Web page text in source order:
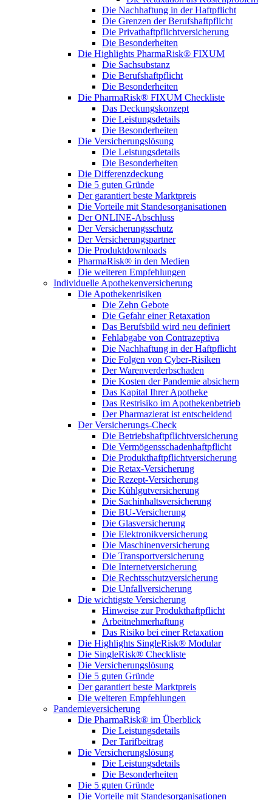
Die Nachhaftung in der Haftpflicht
Die Grenzen der Berufshaftpflicht
Die Privathaftpflichtversicherung
Die Besonderheiten
Die Highlights PharmaRisk® FIXUM
Die Sachsubstanz
Die Berufshaftpflicht
Die Besonderheiten
Die PharmaRisk® FIXUM Checkliste
Das Deckungskonzept
Die Leistungsdetails
Die Besonderheiten
Die Versicherungslösung
Die Leistungsdetails
Die Besonderheiten
Die Differenzdeckung
Die 5 guten Gründe
Der garantiert beste Marktpreis
Die Vorteile mit Standesorganisationen
Der ONLINE-Abschluss
Der Versicherungsschutz
Der Versicherungspartner
Die Produktdownloads
PharmaRisk® in den Medien
Die weiteren Empfehlungen
Individuelle Apothekenversicherung
Die Apothekenrisiken
Die Zehn Gebote
Die Gefahr einer Retaxation
Das Berufsbild wird neu definiert
Fehlabgabe von Contrazeptiva
Die Nachhaftung in der Haftpflicht
Die Folgen von Cyber-Risiken
Der Warenverderbschaden
Die Kosten der Pandemie absichern
Das Kapital Ihrer Apotheke
Das Restrisiko im Apothekenbetrieb
Der Pharmazierat ist entscheidend
Der Versicherungs-Check
Die Betriebshaftpflichtversicherung
Die Vermögensschadenhaftpflicht
Die Produkthaftpflichtversicherung
Die Retax-Versicherung
Die Rezept-Versicherung
Die Kühlgutversicherung
Die Sachinhaltsversicherung
Die BU-Versicherung
Die Glasversicherung
Die Elektronikversicherung
Die Maschinenversicherung
Die Transportversicherung
Die Internetversicherung
Die Rechtsschutzversicherung
Die Unfallversicherung
Die wichtigste Versicherung
Hinweise zur Produkthaftpflicht
Arbeitnehmerhaftung
Das Risiko bei einer Retaxation
Die Highlights SingleRisk® Modular
Die SingleRisk® Checkliste
Die Versicherungslösung
Die 5 guten Gründe
Der garantiert beste Marktpreis
Die weiteren Empfehlungen
Pandemieversicherung
Die PharmaRisk® im Überblick
Die Leistungsdetails
Der Tarifbeitrag
Die Versicherungslösung
Die Leistungsdetails
Die Besonderheiten
Die 5 guten Gründe
Die Vorteile mit Standesorganisationen